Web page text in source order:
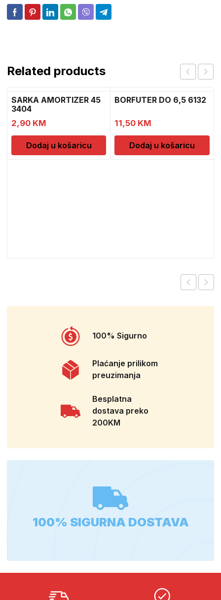
Related products
SARKA AMORTIZER 45
3404
2,90 KM
Dodaj u košaricu
BORFUTER DO 6,5 6132
11,50 KM
Dodaj u košaricu
100% Sigurno
Plaćanje prilikom
preuzimanja
Besplatna
dostava preko
200KM
100% SIGURNA DOSTAVA